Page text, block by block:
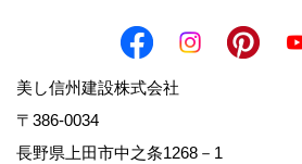
美し信州建設株式会社
〒386-0034
長野県上田市中之条1268－1